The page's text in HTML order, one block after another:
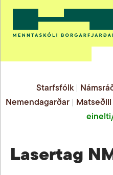
Starfsfólk|
Nemendagarðar
Matseðill
Lasertag